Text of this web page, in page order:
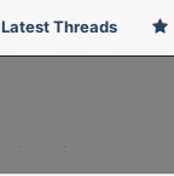
Latest Threads